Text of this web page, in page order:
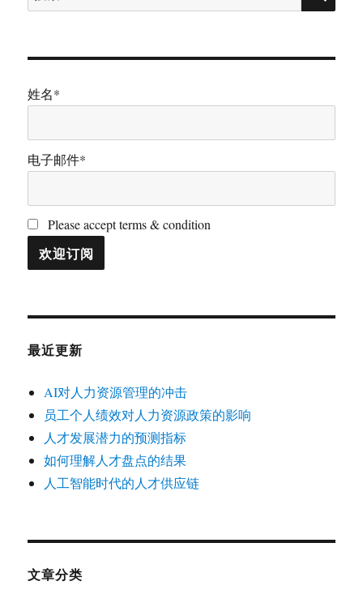
索：
姓名*
电子邮件*
Please accept terms & condition
最近更新
AI对人力资源管理的冲击
员工个人绩效对人力资源政策的影响
人才发展潜力的预测指标
如何理解人才盘点的结果
人工智能时代的人才供应链
文章分类